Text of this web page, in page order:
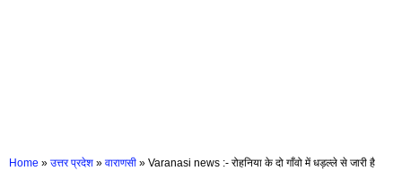
Home » उत्तर प्रदेश » वाराणसी » Varanasi news :- रोहनिया के दो गाँवो में धड़ल्ले से जारी है